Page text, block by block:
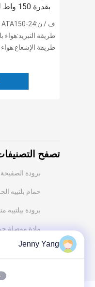
بقدرة
والحجرات
درجات الحرارة
يصل إلى 148 واط.
ف / ن:ATA150-24 فولت تيار مستمر
طريقة التبريد:هواء
طريقة الإشعاع:هواء
تصفح
برودة الصفيحة
حمام بلتييه
برودة بيلتييه
مادة موصلة
Jenny Yang